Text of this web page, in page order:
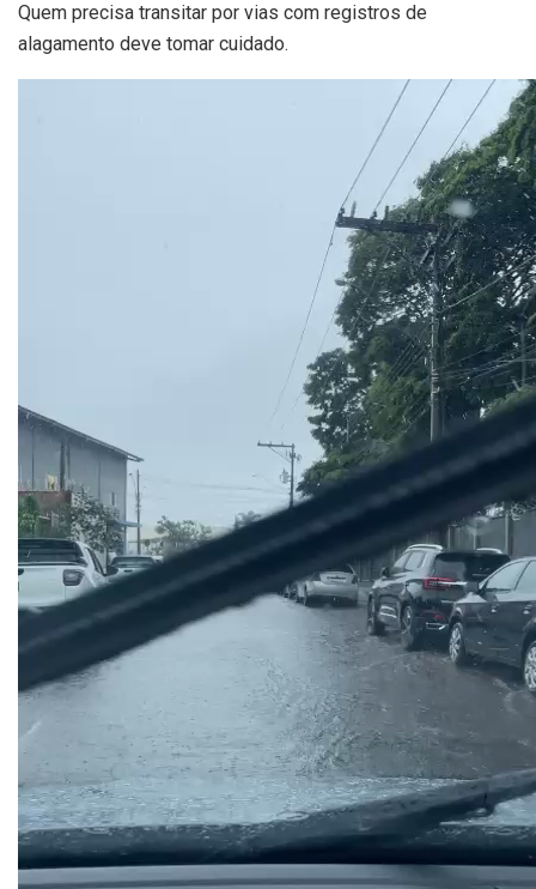
Quem precisa transitar por vias com registros de
alagamento deve tomar cuidado.